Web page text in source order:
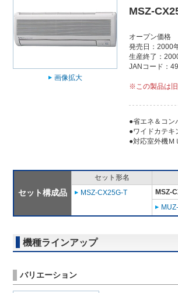
画像拡大
MSZ-
オープン価格
発売日：2000
生産終了：
JANコード：
※この製品は
●省エネ＆コン
●ワイドカテキ
●対応室外機Ｍ
セット構成品
セット形名
MSZ-CX25G-T
MSZ-
機種ラインアップ
バリエーション